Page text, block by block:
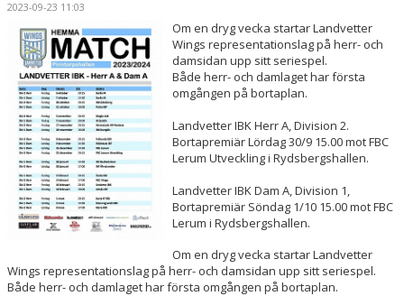
OM KLUBBEN
PARTNERS
LÄGER
SÄSONGSKORT & BILJETTER
KONTAKT
2023-09-23 11:03
Om en dryg vecka startar Landvetter
Wings representationslag på herr- och
damsidan upp sitt seriespel.
Både herr- och damlaget har första
omgången på bortaplan.
Landvetter IBK Herr A, Division 2.
Bortapremiär Lördag 30/9 15.00 mot FBC
Lerum Utveckling i Rydsbergshallen.
Landvetter IBK Dam A, Division 1,
Bortapremiär Söndag 1/10 15.00 mot FBC
Lerum i Rydsbergshallen.
Om en dryg vecka startar Landvetter
Wings representationslag på herr- och damsidan upp sitt seriespel.
Både herr- och damlaget har första omgången på bortaplan.